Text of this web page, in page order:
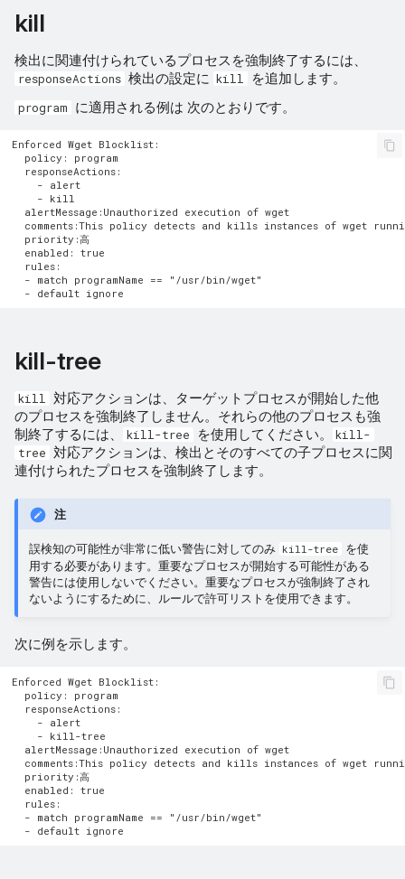
kill
検出に関連付けられているプロセスを強制終了するには、
responseActions 検出の設定に kill を追加します。
program に適用される例は 次のとおりです。
Enforced Wget Blocklist:
  policy: program
  responseActions:
    - alert
    - kill
  alertMessage:Unauthorized execution of wget
comments:This policy detects and kills instances of wget
  priority:高
  enabled: true
  rules:
  - match programName == "/usr/bin/wget"
kill-tree
kill
対応アクションは、ターゲットプロセスが開始した他
のプロセスを強制終了しません。それらの他のプロセスも強
制終了するには、
kill-tree を使用してください。
kill-
tree 対応アクションは、検出とそのすべての子プロセスに関
連付けられたプロセスを強制終了します。
注
誤検知の可能性が非常に低い警告に対してのみ kill-tree を使
用する必要があります。重要なプロセスが開始する可能性がある
警告には使用しないでください。重要なプロセスが強制終了され
ないようにするために、ルールで許可リストを使用できます。
次に例を示します。
Enforced Wget Blocklist:
  policy: program
  responseActions:
    - alert
    - kill-tree
  alertMessage:Unauthorized execution of wget
comments:This policy detects and kills instances of wget
  priority:高
  enabled: true
  rules:
  - match programName == "/usr/bin/wget"